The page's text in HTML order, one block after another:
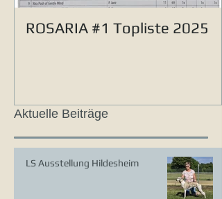
ROSARIA #1 Topliste 2025
Aktuelle Beiträge
LS Ausstellung Hildesheim